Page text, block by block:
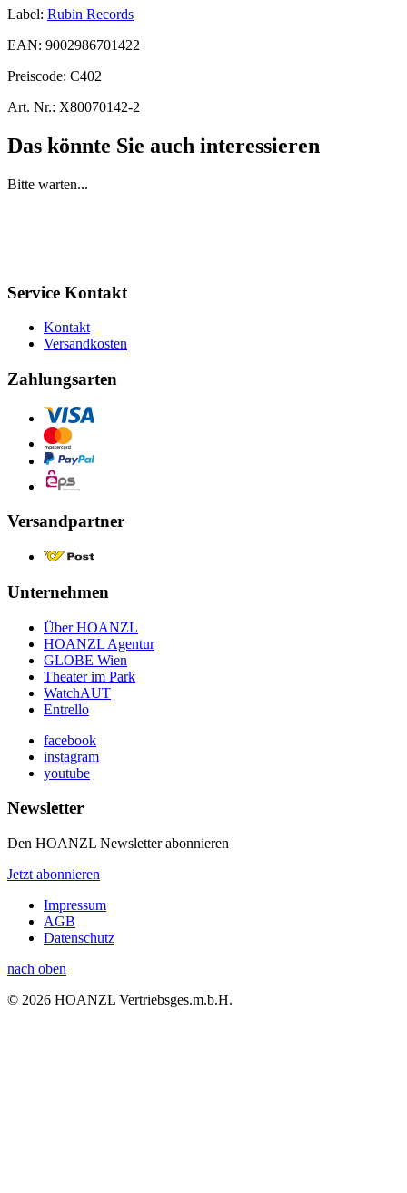
Label: Rubin Records
EAN: 9002986701422
Preiscode: C402
Art. Nr.: X80070142-2
Das könnte Sie auch interessieren
Bitte warten...
Service Kontakt
Kontakt
Versandkosten
Zahlungsarten
Versandpartner
Unternehmen
Über HOANZL
HOANZL Agentur
GLOBE Wien
Theater im Park
WatchAUT
Entrello
facebook
instagram
youtube
Newsletter
Den HOANZL Newsletter abonnieren
Jetzt abonnieren
Impressum
AGB
Datenschutz
nach oben
© 2026 HOANZL Vertriebsges.m.b.H.